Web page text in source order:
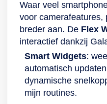
Buds.
Waar veel
voor camerafeatures,
breder aan. De Flex
interactief dankzij
Smart Widgets:
automatisch
dynamische
mijn routines.